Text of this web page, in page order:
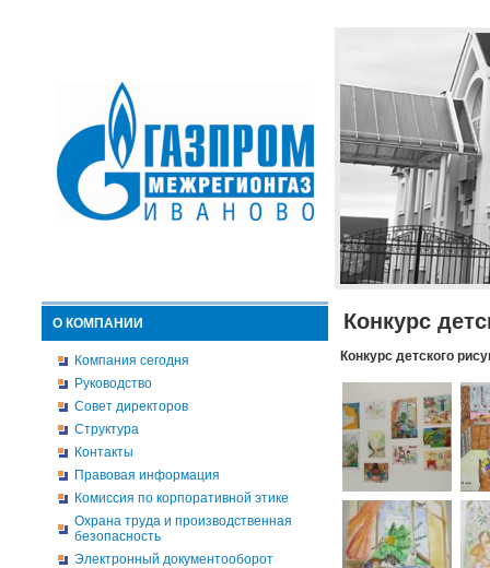
О КОМПАНИИ
Компания сегодня
Руководство
Совет директоров
Структура
Контакты
Правовая информация
Комиссия по корпоративной этике
Охрана труда и производственная
безопасность
Электронный документооборот
Конкурс
Конкурс детского